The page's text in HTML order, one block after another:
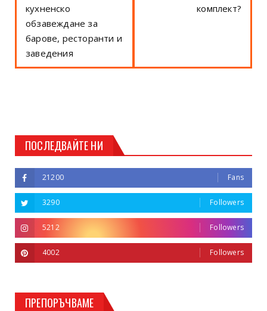
кухненско
обзавеждане за
барове, ресторанти и
заведения
комплект?
ПОСЛЕДВАЙТЕ НИ
21200 Fans
3290 Followers
5212 Followers
4002 Followers
ПРЕПОРЪЧВАМЕ